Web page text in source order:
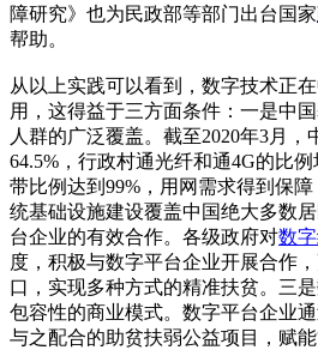
障研究》也为民政部等部门出台国家
帮助。
从以上实践可以看到，数字技术正
用，这得益于三方面条件：一是中
人群的广泛覆盖。截至2020年3月，
64.5%，行政村通光纤和通4G的比
带比例达到99%，用网需求得到保
统基础设施建设覆盖中国绝大多数
台企业的有效合作。各级政府对数
度，积极与数字平台企业开展合作
口，实现多种方式的精准扶贫。三
包容性的商业模式。数字平台企业
与之配合的助贫扶弱公益项目，赋